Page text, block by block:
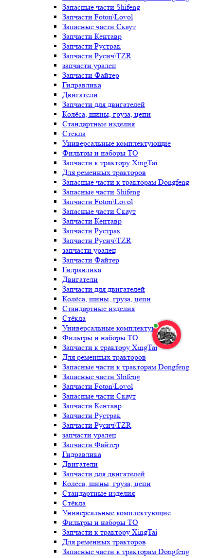
Запасные части Shifeng
Запчасти Foton\Lovol
Запасные части Скаут
Запчасти Кентавр
Запчасти Рустрак
Запчасти Русич\TZR
запчасти уралец
Запчасти Файтер
Гидравлика
Двигатели
Запчасти для двигателей
Колёса, шины, груза, цепи
Стандартные изделия
Стёкла
Универсальные комплектующие
Фильтры и наборы ТО
Запчасти к трактору XingTai
Для ременных тракторов
Запасные части к тракторам Dongfeng
Запасные части Shifeng
Запчасти Foton\Lovol
Запасные части Скаут
Запчасти Кентавр
Запчасти Рустрак
Запчасти Русич\TZR
запчасти уралец
Запчасти Файтер
Гидравлика
Двигатели
Запчасти для двигателей
Колёса, шины, груза, цепи
Стандартные изделия
Стёкла
Универсальные комплектующие
Фильтры и наборы ТО
Запчасти к трактору XingTai
Для ременных тракторов
Запасные части к тракторам Dongfeng
Запасные части Shifeng
Запчасти Foton\Lovol
Запасные части Скаут
Запчасти Кентавр
Запчасти Рустрак
Запчасти Русич\TZR
запчасти уралец
Запчасти Файтер
Гидравлика
Двигатели
Запчасти для двигателей
Колёса, шины, груза, цепи
Стандартные изделия
Стёкла
Универсальные комплектующие
Фильтры и наборы ТО
Запчасти к трактору XingTai
Для ременных тракторов
Запасные части к тракторам Dongfeng